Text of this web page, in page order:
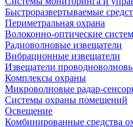
Быстроразвертываемые
Периметральная охрана
Волоконно-оптические
Радиоволновые извещатели
Вибрационные извещатели
Извещатели
Комплексы охраны
Микроволновые радар-
Системы охраны помещений
Освещение
Комбинированные средства